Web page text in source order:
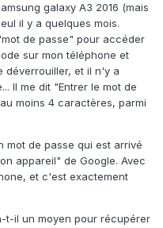
galaxy A3 2016 (mais
il y a quelques mois.
de passe" pour accéder
sur mon téléphone et
déverrouiller, et il n'y a
Il me dit "Entrer le mot de
moins 4 caractères, parmi
mot de passe qui est arrivé
appareil" de Google. Avec
et c'est exactement
t-il un moyen pour récupérer